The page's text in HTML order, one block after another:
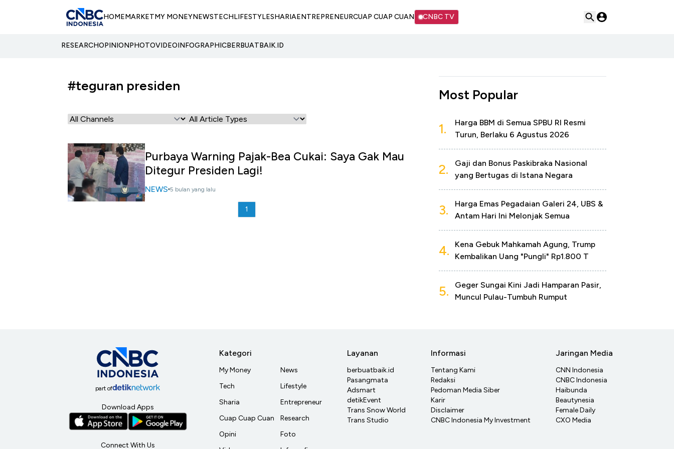
HOMEMARKETMY MONEYNEWSTECHLIFESTYLESHARIAENTREPRENEURCUAP CUAP CUAN CNBC TV
RESEARCHOPINIONPHOTOVIDEOINFOGRAPHICBERBUATBAIK.ID
#teguran presiden
Purbaya Warning Pajak-Bea Cukai: Saya Gak Mau
Ditegur Presiden Lagi!
NEWS 5 bulan yang lalu
1
Most Popular
1.
Harga BBM di Semua SPBU RI Resmi
Turun, Berlaku 6 Agustus 2026
2.
Gaji dan Bonus Paskibraka Nasional
yang Bertugas di Istana Negara
3.
Harga Emas Pegadaian Galeri 24, UBS &
Antam Hari Ini Melonjak Semua
4.
Kena Gebuk Mahkamah Agung, Trump
Kembalikan Uang "Pungli" Rp1.800 T
5.
Geger Sungai Kini Jadi Hamparan Pasir,
Muncul Pulau-Tumbuh Rumput
part of
Download Apps
Connect With Us
Kategori
My Money
Tech
Sharia
Cuap Cuap Cuan
Opini
News
Lifestyle
Entrepreneur
Research
Foto
Layanan
berbuatbaik.id
Pasangmata
Adsmart
detikEvent
Trans Snow World
Trans Studio
Informasi
Tentang Kami
Redaksi
Pedoman Media Siber
Karir
Disclaimer
CNBC Indonesia My Investment
Jaringan Media
CNN Indonesia
CNBC Indonesia
Haibunda
Beautynesia
Female Daily
CXO Media